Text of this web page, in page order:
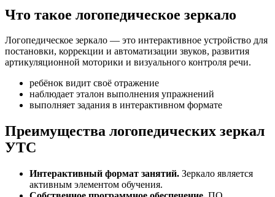
Что такое логопедическое зеркало
Логопедическое зеркало — это интерактивное устройство для
постановки, коррекции и автоматизации звуков, развития
артикуляционной моторики и визуального контроля речи.
ребёнок видит своё отражение
наблюдает эталон выполнения упражнений
выполняет задания в интерактивном формате
Преимущества логопедических зеркал
УТС
Интерактивный формат занятий. Зеркало является
активным элементом обучения.